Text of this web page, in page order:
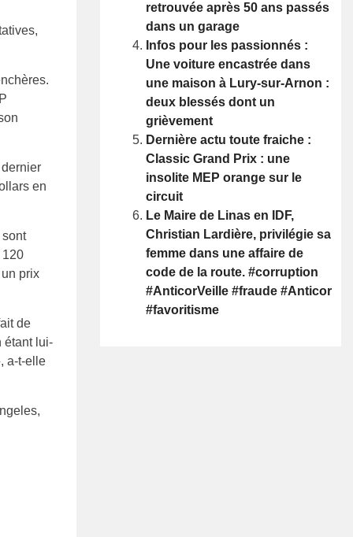
en
120
prix
de
étant lui-
a-t-elle
retrouvée après 50 ans passés
dans un garage
Infos pour les passionnés :
Une voiture encastrée dans
une maison à Lury-sur-Arnon :
deux blessés dont un
grièvement
Dernière actu toute fraiche :
Classic Grand Prix : une
insolite MEP orange sur le
circuit
Le Maire de Linas en IDF,
Christian Lardière, privilégie sa
femme dans une affaire de
code de la route. #corruption
#AnticorVeille #fraude #Anticor
#favoritisme